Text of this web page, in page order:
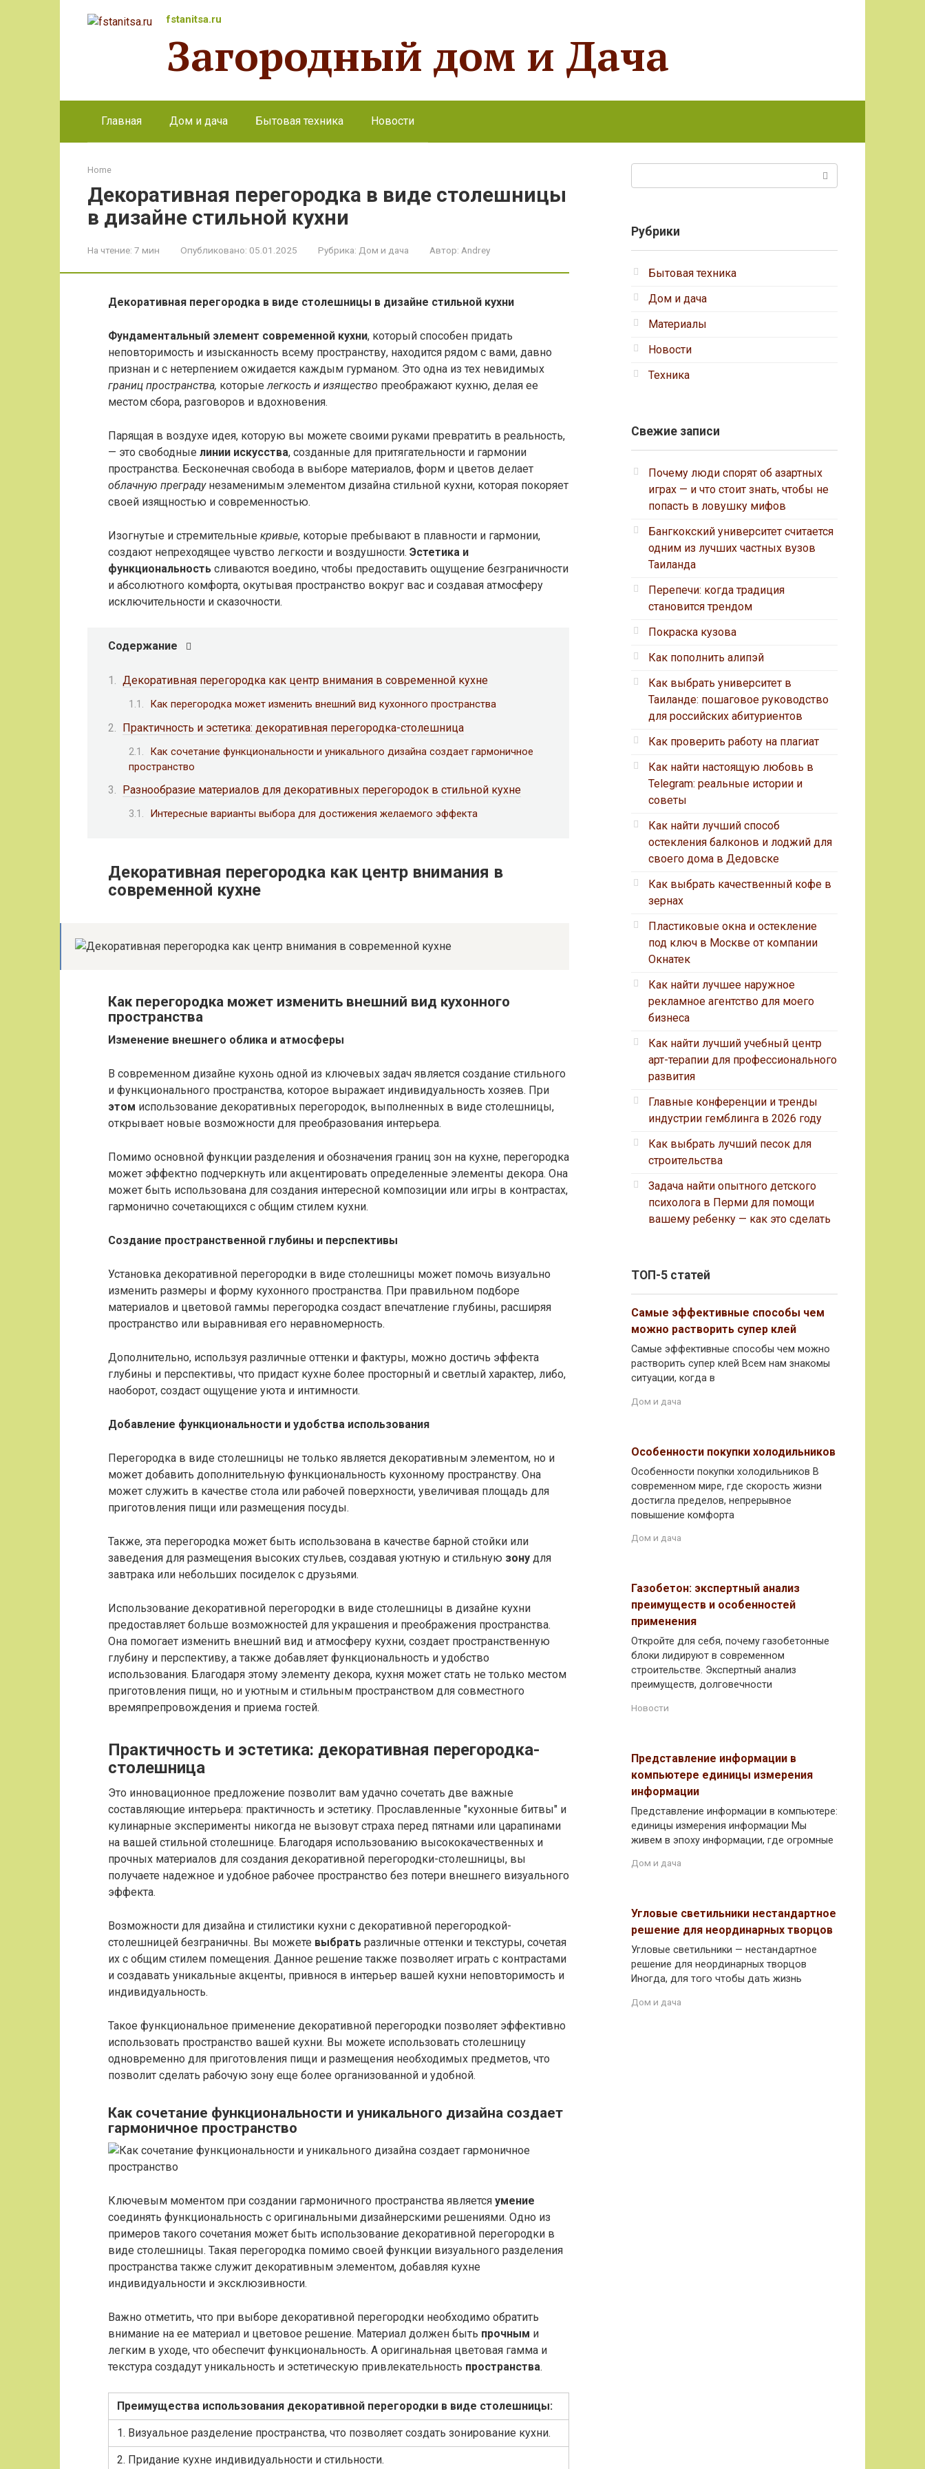
fstanitsa.ru
Загородный дом и Дача
Главная Дом и дача Бытовая техника Новости
Home
Декоративная перегородка в виде столешницы
в дизайне стильной кухни
На чтение: 7 мин Опубликовано: 05.01.2025 Рубрика: Дом и дача Автор: Andrey
Декоративная перегородка в виде столешницы в дизайне стильной кухни
Фундаментальный элемент современной кухни, который способен придать
неповторимость и изысканность всему пространству, находится рядом с вами, давно
признан и с нетерпением ожидается каждым гурманом. Это одна из тех невидимых
границ пространства, которыелегкость и изящество преображают кухню, делая ее
местом сбора, разговоров и вдохновения.
Парящая в воздухе идея, которую вы можете своими руками превратить в реальность,
— это свободные линии искусства, созданные для притягательности и гармонии
пространства. Бесконечная свобода в выборе материалов, форм и цветов делает
облачную преградунезаменимым элементом дизайна стильной кухни, которая покоряет
своей изящностью и современностью.
Изогнутые и стремительные кривые, которые пребывают в плавности и гармонии,
создают непреходящее чувство легкости и воздушности. Эстетика и
функциональность сливаются воедино, чтобы предоставить ощущение безграничности
и абсолютного комфорта, окутывая пространство вокруг вас и создавая атмосферу
исключительности и сказочности.
Содержание
Декоративная перегородка как центр внимания в современной кухне
Как перегородка может изменить внешний вид кухонного пространства
Практичность и эстетика: декоративная перегородка-столешница
Как сочетание функциональности и уникального дизайна создает гармоничное
пространство
Разнообразие материалов для декоративных перегородок в стильной кухне
Интересные варианты выбора для достижения желаемого эффекта
Декоративная перегородка как центр внимания в
современной кухне
Как перегородка может изменить внешний вид кухонного
пространства
Изменение внешнего облика и атмосферы
В современном дизайне кухонь одной из ключевых задач является создание стильного
и функционального пространства, которое выражает индивидуальность хозяев. При
этом использование декоративных перегородок, выполненных в виде столешницы,
открывает новые возможности для преобразования интерьера.
Помимо основной функции разделения и обозначения границ зон на кухне, перегородка
может эффектно подчеркнуть или акцентировать определенные элементы декора. Она
может быть использована для создания интересной композиции или игры в контрастах,
гармонично сочетающихся с общим стилем кухни.
Создание пространственной глубины и перспективы
Установка декоративной перегородки в виде столешницы может помочь визуально
изменить размеры и форму кухонного пространства. При правильном подборе
материалов и цветовой гаммы перегородка создаст впечатление глубины, расширяя
пространство или выравнивая его неравномерность.
Дополнительно, используя различные оттенки и фактуры, можно достичь эффекта
глубины и перспективы, что придаст кухне более просторный и светлый характер, либо,
наоборот, создаст ощущение уюта и интимности.
Добавление функциональности и удобства использования
Перегородка в виде столешницы не только является декоративным элементом, но и
может добавить дополнительную функциональность кухонному пространству. Она
может служить в качестве стола или рабочей поверхности, увеличивая площадь для
приготовления пищи или размещения посуды.
Также, эта перегородка может быть использована в качестве барной стойки или
заведения для размещения высоких стульев, создавая уютную и стильную зону для
завтрака или небольших посиделок с друзьями.
Использование декоративной перегородки в виде столешницы в дизайне кухни
предоставляет больше возможностей для украшения и преображения пространства.
Она помогает изменить внешний вид и атмосферу кухни, создает пространственную
глубину и перспективу, а также добавляет функциональность и удобство
использования. Благодаря этому элементу декора, кухня может стать не только местом
приготовления пищи, но и уютным и стильным пространством для совместного
времяпрепровождения и приема гостей.
Практичность и эстетика: декоративная перегородка-
столешница
Это инновационное предложение позволит вам удачно сочетать две важные
составляющие интерьера: практичность и эстетику. Прославленные "кухонные битвы" и
кулинарные эксперименты никогда не вызовут страха перед пятнами или царапинами
на вашей стильной столешнице. Благодаря использованию высококачественных и
прочных материалов для создания декоративной перегородки-столешницы, вы
получаете надежное и удобное рабочее пространство без потери внешнего визуального
эффекта.
Возможности для дизайна и стилистики кухни с декоративной перегородкой-
столешницей безграничны. Вы можете выбрать различные оттенки и текстуры, сочетая
их с общим стилем помещения. Данное решение также позволяет играть с контрастами
и создавать уникальные акценты, привнося в интерьер вашей кухни неповторимость и
индивидуальность.
Такое функциональное применение декоративной перегородки позволяет эффективно
использовать пространство вашей кухни. Вы можете использовать столешницу
одновременно для приготовления пищи и размещения необходимых предметов, что
позволит сделать рабочую зону еще более организованной и удобной.
Как сочетание функциональности и уникального дизайна создает
гармоничное пространство
Ключевым моментом при создании гармоничного пространства является умение
соединять функциональность с оригинальными дизайнерскими решениями. Одно из
примеров такого сочетания может быть использование декоративной перегородки в
виде столешницы. Такая перегородка помимо своей функции визуального разделения
пространства также служит декоративным элементом, добавляя кухне
индивидуальности и эксклюзивности.
Важно отметить, что при выборе декоративной перегородки необходимо обратить
внимание на ее материал и цветовое решение. Материал должен быть прочным и
легким в уходе, что обеспечит функциональность. А оригинальная цветовая гамма и
текстура создадут уникальность и эстетическую привлекательность пространства.
Преимущества использования декоративной перегородки в виде столешницы:
1. Визуальное разделение пространства, что позволяет создать зонирование кухни.
2. Придание кухне индивидуальности и стильности.
Рубрики
Бытовая техника
Дом и дача
Материалы
Новости
Техника
Свежие записи
Почему люди спорят об азартных
играх — и что стоит знать, чтобы не
попасть в ловушку мифов
Бангкокский университет считается
одним из лучших частных вузов
Таиланда
Перепечи: когда традиция
становится трендом
Покраска кузова
Как пополнить алипэй
Как выбрать университет в
Таиланде: пошаговое руководство
для российских абитуриентов
Как проверить работу на плагиат
Как найти настоящую любовь в
Telegram: реальные истории и
советы
Как найти лучший способ
остекления балконов и лоджий для
своего дома в Дедовске
Как выбрать качественный кофе в
зернах
Пластиковые окна и остекление
под ключ в Москве от компании
Окнатек
Как найти лучшее наружное
рекламное агентство для моего
бизнеса
Как найти лучший учебный центр
арт-терапии для профессионального
развития
Главные конференции и тренды
индустрии гемблинга в 2026 году
Как выбрать лучший песок для
строительства
Задача найти опытного детского
психолога в Перми для помощи
вашему ребенку — как это сделать
ТОП-5 статей
Самые эффективные способы чем
можно растворить супер клей
Самые эффективные способы чем можно
растворить супер клей Всем нам знакомы
ситуации, когда в
Дом и дача
Особенности покупки холодильников
Особенности покупки холодильников В
современном мире, где скорость жизни
достигла пределов, непрерывное
повышение комфорта
Дом и дача
Газобетон: экспертный анализ
преимуществ и особенностей
применения
Откройте для себя, почему газобетонные
блоки лидируют в современном
строительстве. Экспертный анализ
преимуществ, долговечности
Новости
Представление информации в
компьютере единицы измерения
информации
Представление информации в компьютере:
единицы измерения информации Мы
живем в эпоху информации, где огромные
Дом и дача
Угловые светильники нестандартное
решение для неординарных творцов
Угловые светильники — нестандартное
решение для неординарных творцов
Иногда, для того чтобы дать жизнь
Дом и дача